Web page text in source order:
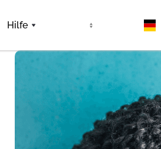
Hilfe